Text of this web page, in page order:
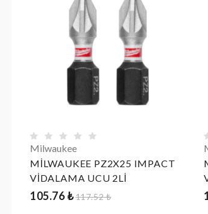
Milwaukee
MİLWAUKEE PZ2X25 IMPACT
VİDALAMA UCU 2Lİ
105.76 ₺117.52 ₺